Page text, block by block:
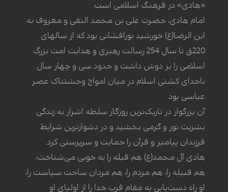
«هادی» در فرهنگ اسلامی است.
امام هادی، حضرت علی بن محمد النقی و معروف به
ابن الرضا(ع) خورشید نورافشانی بود که از سالهای
220ق تا سال 254 رسالت رهبری و هدایت امت بزرگ
اسلامی را بر دوش داشت و حدود سی و چهار سال
ناخدای کشتی اسلام در میان امواج وحشتناک عصر
عباسی بود.
آن بزرگوار در تاریک‌ترین روزگار سلطه اشرار به زندگی
بشریت نور و گرمی بخشید و در دشوارترین شرایط
فرزندان پیامبر و قرآن را حمایت و سرپرستی کرد.
هادی آل محمد(ع) هم قبله را به خوبی می‌شناخت،
هم قبیله را، هم مردم را، هم مردان ساحت سیاست را،
او راه دست‌یابی به مقام قرب خدا را از اولیای او